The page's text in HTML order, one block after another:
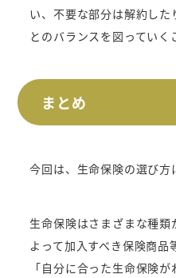
い、不要な部分は解約し
とのバランスを図っていく
まとめ
今回は、生命保険の選び方
生命保険はさまざまな種
よって加入すべき保険商品
「自分に合った生命保険